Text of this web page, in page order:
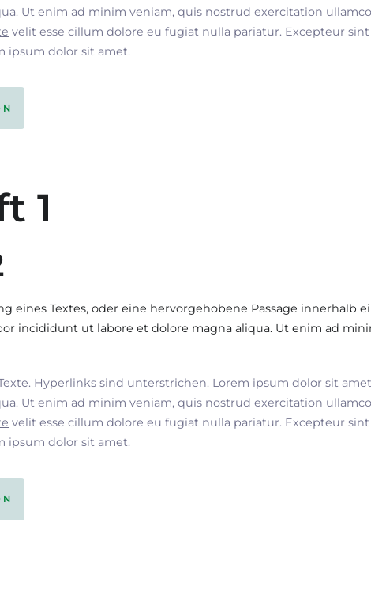
Ut enim ad minim veniam, quis nostrud exercitation
velit esse cillum dolore eu fugiat nulla pariatur. Excepteur
ipsum dolor sit amet.
1
eines Textes, oder eine hervorgehobene Passage innerhalb
incididunt ut labore et dolore magna aliqua. Ut enim ad
Hyperlinks sind unterstrichen. Lorem ipsum dolor sit
Ut enim ad minim veniam, quis nostrud exercitation
velit esse cillum dolore eu fugiat nulla pariatur. Excepteur
ipsum dolor sit amet.